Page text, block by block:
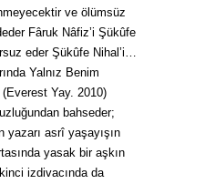
ve ölümsüz
Fâruk Nâfiz’i Şükûfe
eder Şükûfe Nihal’i…
Yalnız Benim
(Everest Yay. 2010)
bahseder;
yazarı asrî yaşayışın
yasak bir aşkın
izdivacında da